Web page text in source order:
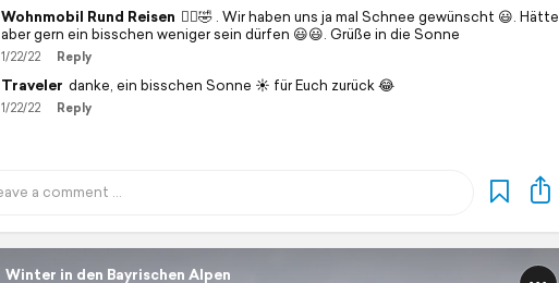
Wohnmobil Rund Reisen 🙋‍♀️🤣 . Wir haben uns ja mal Schnee gewünscht 😃. Hätte
aber gern ein bisschen weniger sein dürfen 😃😃. Grüße in die Sonne
1/22/22 Reply
Traveler danke, ein bisschen Sonne ☀️ für Euch zurück 😂
1/22/22 Reply
Winter in den Bayrischen Alpen